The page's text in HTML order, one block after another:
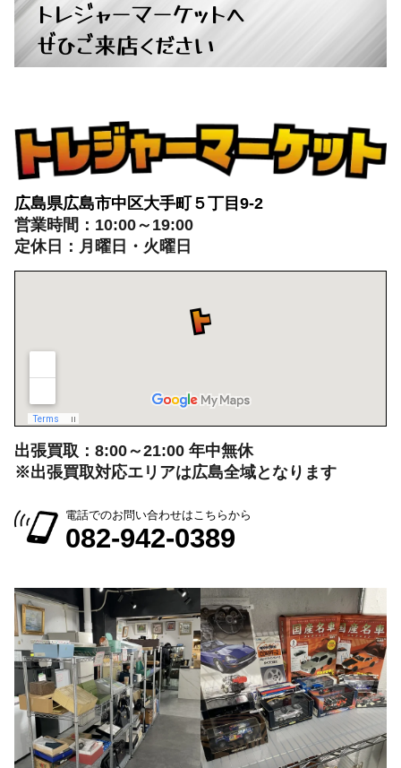
トレジャーマーケットへ
ぜひご来店ください
広島県広島市中区大手町５丁目9-2
営業時間：10:00～19:00
定休日：月曜日・火曜日
出張買取：8:00～21:00 年中無休
※出張買取対応エリアは広島全域となります
電話でのお問い合わせはこちらから
082-942-0389